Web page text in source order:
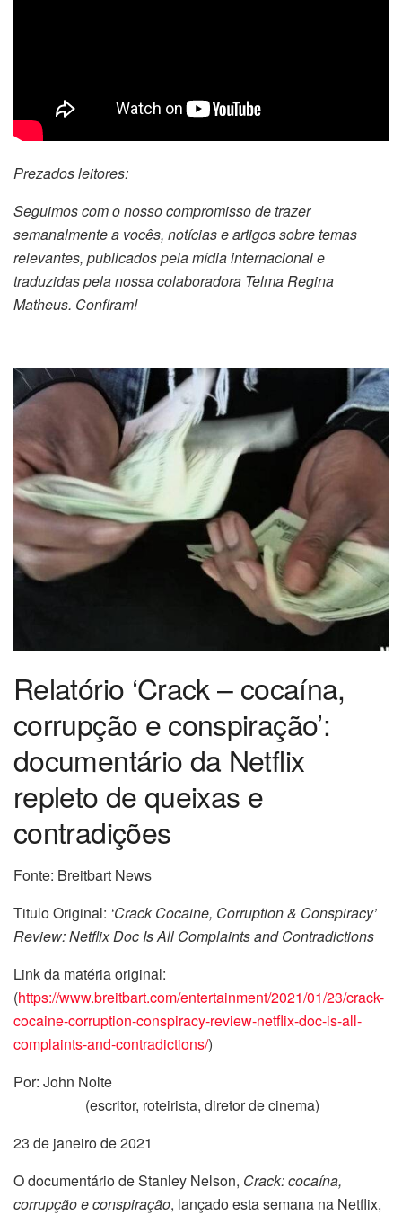
Prezados leitores:
Seguimos com o nosso compromisso de trazer
semanalmente a vocês, notícias e artigos sobre temas
relevantes, publicados pela mídia internacional e
traduzidas pela nossa colaboradora Telma Regina
Matheus. Confiram!
Relatório ‘Crack – cocaína,
corrupção e conspiração’:
documentário da Netflix
repleto de queixas e
contradições
Fonte: Breitbart News
Titulo Original: ‘Crack Cocaine, Corruption & Conspiracy’
Review: Netflix Doc Is All Complaints and Contradictions
Link da matéria original:
(https://www.breitbart.com/entertainment/2021/01/23/crack-
cocaine-corruption-conspiracy-review-netflix-doc-is-all-
complaints-and-contradictions/)
Por: John Nolte
(escritor, roteirista, diretor de cinema)
23 de janeiro de 2021
O documentário de Stanley Nelson, Crack: cocaína,
corrupção e conspiração, lançado esta semana na Netflix,